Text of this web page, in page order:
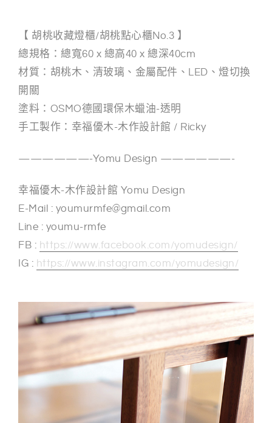
【 胡桃收藏燈櫃/胡桃點心櫃No.3 】
總規格：總寬60 x 總高40 x 總深40cm
材質：胡桃木、清玻璃、金屬配件、LED、燈切換
開關
塗料：OSMO德國環保木蠟油-透明
手工製作：幸福優木-木作設計館 / Ricky
——————-Yomu Design ——————-
幸福優木-木作設計館 Yomu Design
E-Mail : youmurmfe@gmail.com
Line : youmu-rmfe
FB : https://www.facebook.com/yomudesign/
IG : https://www.instagram.com/yomudesign/